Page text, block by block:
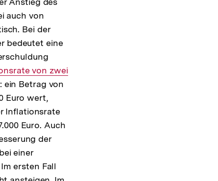
auch von
Bei der
bedeutet eine
von zwei
ein Betrag von
Euro wert,
Inflationsrate
Euro. Auch
der
einer
ersten Fall